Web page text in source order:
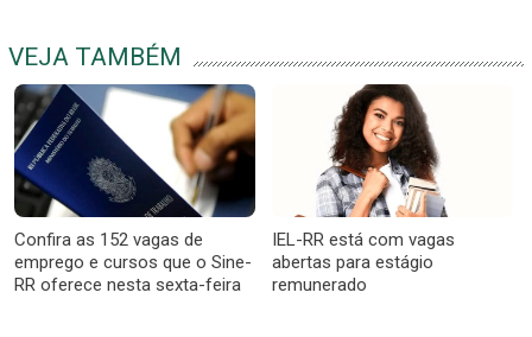
VEJA TAMBÉM
Confira as 152 vagas de
emprego e cursos que o Sine-
RR oferece nesta sexta-feira
IEL-RR está com vagas
abertas para estágio
remunerado